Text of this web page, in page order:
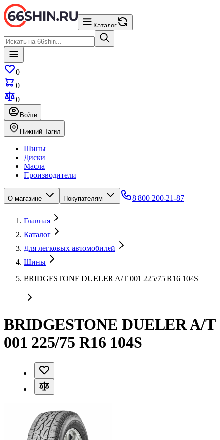
Каталог
0
0
0
Войти
Нижний Тагил
Шины
Диски
Масла
Производители
О магазине Покупателям 8 800 200-21-87
Главная
Каталог
Для легковых автомобилей
Шины
BRIDGESTONE DUELER A/T 001 225/75 R16 104S
BRIDGESTONE DUELER A/T
001 225/75 R16 104S